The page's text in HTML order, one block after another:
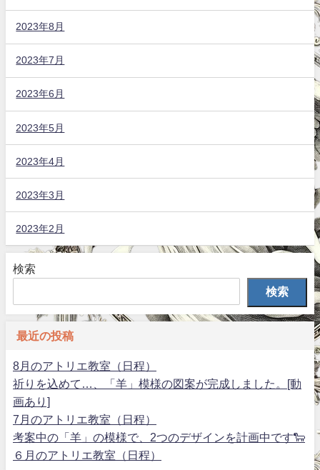
2023年8月
2023年7月
2023年6月
2023年5月
2023年4月
2023年3月
2023年2月
検索
検索
最近の投稿
8月のアトリエ教室（日程）
祈りを込めて…、「羊」模様の図案が完成しました。[動
画あり]
7月のアトリエ教室（日程）
考案中の「羊」の模様で、2つのデザインを計画中です🐑
６月のアトリエ教室（日程）